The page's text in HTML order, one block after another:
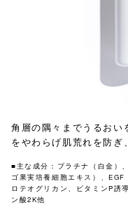
角層の隅々までうるおい
をやわらげ肌荒れを防ぎ
■主な成分：プラチナ（白金）
ゴ果実培養細胞エキス）​、
ロテオグリカン、ビタミンP誘
ン酸2K他